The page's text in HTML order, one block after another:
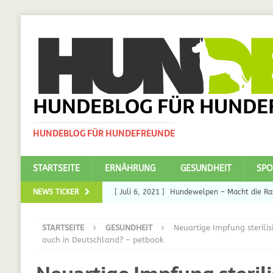
HUNDEBLOG FÜR
HUNDEBLOG FÜR HUNDEFREUNDE
STARTSEITE ERNÄHRUNG GESUNDHEIT
NEWS TICKER [ Juli 6, 2021 ] Hundewelpen – Macht die
Ulmenride für Hunde – der
STARTSEITE GESUNDHEIT
Neuartige Impfung
auch in Deutschland? – petbook